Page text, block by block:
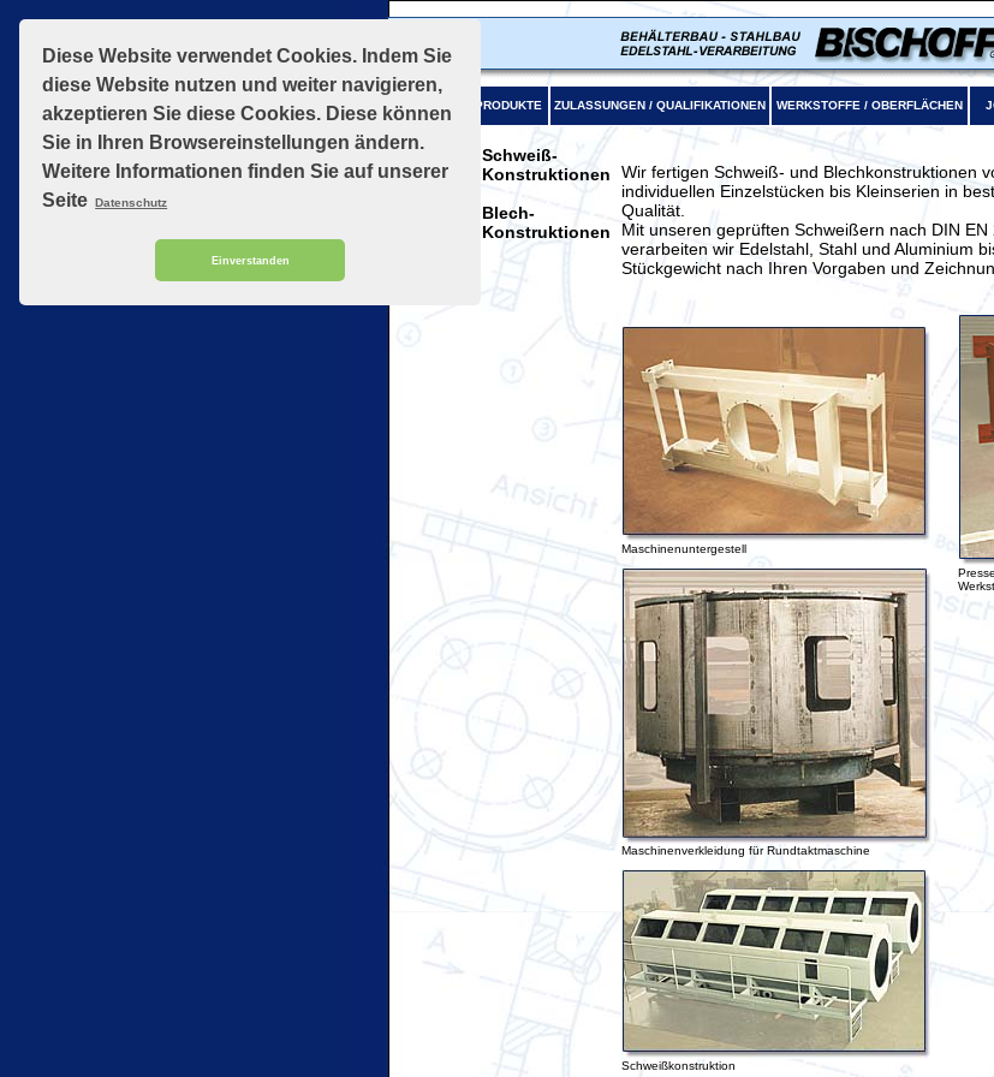
Diese Website verwendet Cookies. Indem Sie
diese Website nutzen und weiter navigieren,
akzeptieren Sie diese Cookies. Diese können
Sie in Ihren Browsereinstellungen ändern.
Weitere Informationen finden Sie auf unserer
Seite Datenschutz
Einverstanden
PRODUKTE ZULASSUNGEN / QUALIFIKATIONEN WERKSTOFFE / OBERFLÄCHEN
Schweiß-
Konstruktionen
Blech-
Konstruktionen
Wir fertigen Schweiß- und Blechkonstruktionen
individuellen Einzelstücken bis Kleinserien in
Qualität.
Mit unseren geprüften Schweißern nach DIN EN
verarbeiten wir Edelstahl, Stahl und Aluminium
Stückgewicht nach Ihren Vorgaben und
Maschinenuntergestell
Maschinenverkleidung für Rundtaktmaschine
Schweißkonstruktion